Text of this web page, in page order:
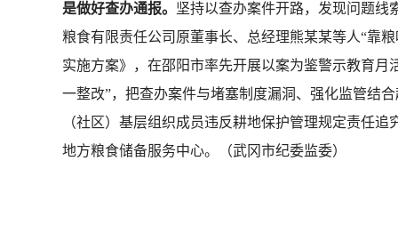
是做好查办通报。 坚持以查办案件开路，发现问题线
粮食有限责任公司原董事长、总经理熊某某等人“靠
实施方案》，在邵阳市率先开展以案为鉴警示教育
一整改”，把查办案件与堵塞制度漏洞、强化监管结
（社区）基层组织成员违反耕地保护管理规定责任
地方粮食储备服务中心。（武冈市纪委监委）